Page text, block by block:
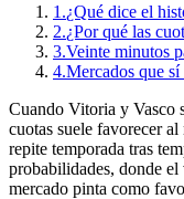
1.¿Qué dice el
2.¿Por qué las
3.Veinte minutos
4.Mercados que
Cuando Vitoria y Vasco
cuotas suele favorecer
repite temporada tras
probabilidades, donde
mercado pinta como